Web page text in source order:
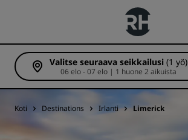
Valitse seuraava seikkailusi (1 yö)
06 elo - 07 elo | 1 huone 2 aikuista
Koti Destinations Irlanti Limerick